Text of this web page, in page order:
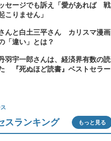
セージでも訴え「愛があれば 戦
こりません」
んと白土三平さん カリスマ漫画
「違い」とは？
羽宇一郎さんは、経済界有数の読
『死ぬほど読書』ベストセラー
スランキング もっと見る